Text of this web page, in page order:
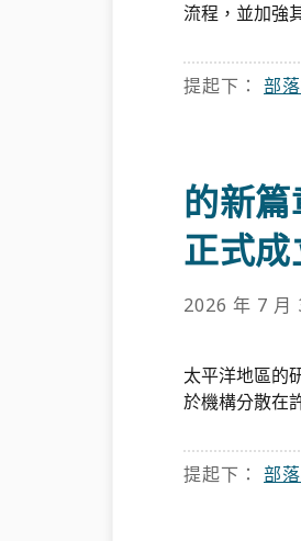
流程，並加強
提起下： 部
的新
正式成
2026 年 7 月
太平洋地區的
於機構分散在
提起下： 部